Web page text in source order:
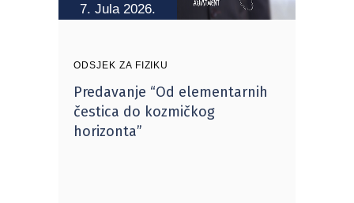
7. Jula 2026.
ODSJEK ZA FIZIKU
Predavanje “Od elementarnih
čestica do kozmičkog
horizonta”